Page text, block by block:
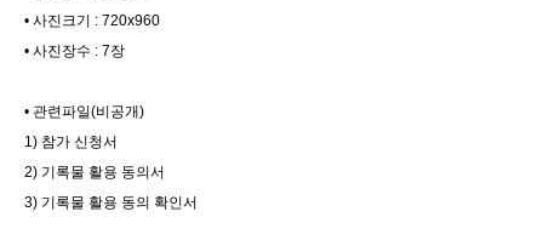
• 사진크기 : 720x960
• 사진장수 : 7장
• 관련파일(비공개)
1) 참가 신청서
2) 기록물 활용 동의서
3) 기록물 활용 동의 확인서